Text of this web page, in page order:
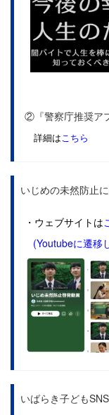
②『警察庁推奨ア
詳細は こちら
いじめの未然防止
・ウェブサイトは
(Youtubeに遷移
いばらき子ども